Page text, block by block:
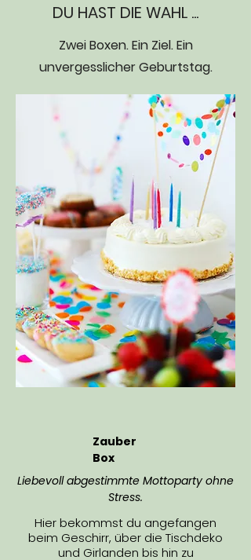
DU HAST DIE WAHL ...
Zwei Boxen. Ein Ziel. Ein
unvergesslicherGeburtstag.
Zauber
Box
Liebevoll abgestimmte Mottoparty ohne
Stress.
Hier bekommst du angefangen
beim Geschirr, über die Tischdeko
und Girlanden bis hin zu